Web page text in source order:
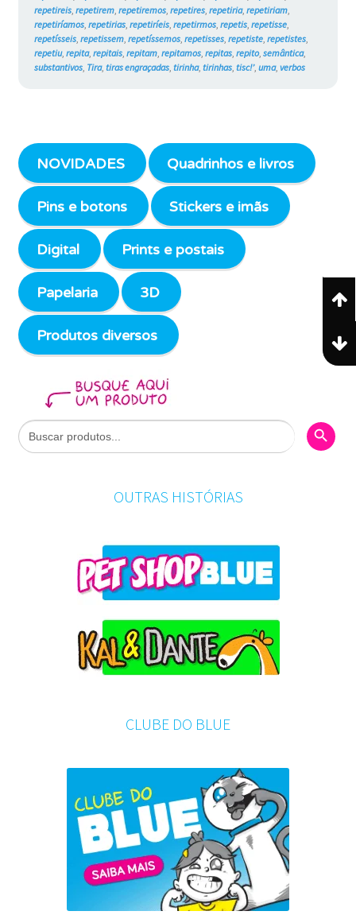
repetireis, repetirem, repetiremos, repetires, repetiria, repetiriam,
repetiríamos, repetirias, repetiríeis, repetirmos, repetis, repetisse,
repetísseis, repetissem, repetíssemos, repetisses, repetiste, repetistes,
repetiu, repita, repitais, repitam, repitamos, repitas, repito, semântica,
substantivos, Tira, tiras engraçadas, tirinha, tirinhas, tisc!’, uma, verbos
NOVIDADES Quadrinhos e livros
Pins e botons Stickers e imãs
Digital Prints e postais
Papelaria 3D
Produtos diversos
Search
for:
Search
OUTRAS HISTÓRIAS
CLUBE DO BLUE